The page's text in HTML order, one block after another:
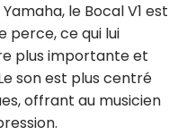
le Bocal V1 est
perce, ce qui lui
plus importante et
son est plus centré
offrant au musicien